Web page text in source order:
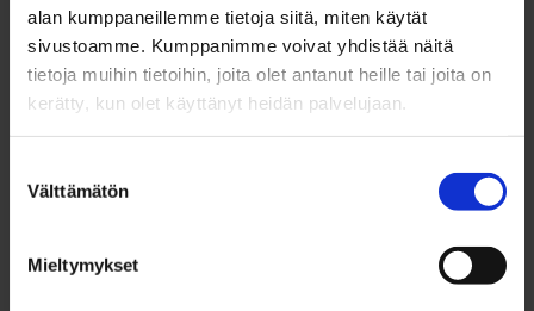
alan kumppaneillemme tietoja siitä, miten käytät
sivustoamme. Kumppanimme voivat yhdistää näitä
tietoja muihin tietoihin, joita olet antanut heille tai joita on
kerätty, kun olet käyttänyt heidän palvelujaan.
valinta
Välttämätön
Mieltymykset
Silja Hyrkäs
asiantuntija, kansainvälinen rekrytointi
silja.hyrkas@businessoulu.com